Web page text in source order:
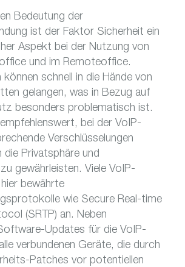
Bedeutung der
ist der Faktor Sicherheit ein
Aspekt bei der Nutzung von
und im Remoteoffice.
können schnell in die Hände von
gelangen, was in Bezug auf
besonders problematisch ist.
bei der VoIP-
Verschlüsselungen
die Privatsphäre und
gewährleisten. Viele VoIP-
bewährte
wie Secure Real-time
(SRTP) an. Neben
Updates für die VoIP-
verbundenen Geräte, die durch
Patches vor potentiellen